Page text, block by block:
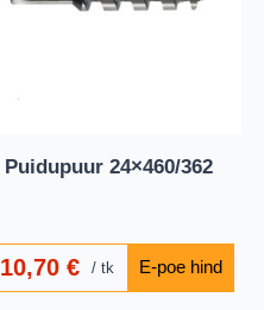
Puidupuur 24×460/362
10,70 € tk